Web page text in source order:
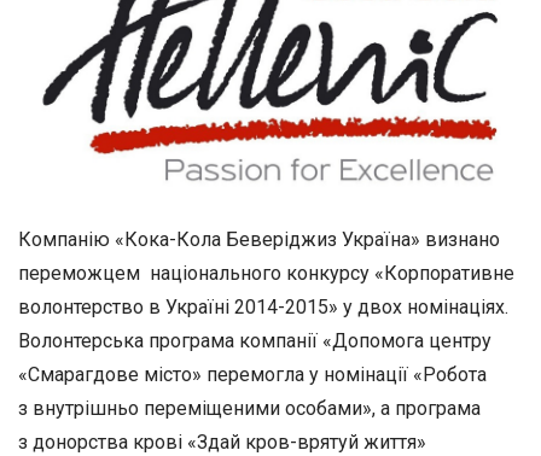
Компанію «Кока-Кола Беверіджиз Україна» визнано
переможцем національного конкурсу «Корпоративне
волонтерство в Україні 2014-2015» у двох номінаціях.
Волонтерська програма компанії «Допомога центру
«Смарагдове місто» перемогла у номінації «Робота
з внутрішньо переміщеними особами», а програма
з донорства крові «Здай кров-врятуй життя»